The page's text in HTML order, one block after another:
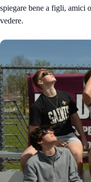
spiegare bene a figli, amici
vedere.